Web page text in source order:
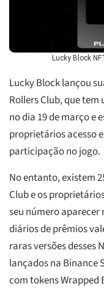
Lucky Block
Lucky Block lançou
Rollers Club, que tem
no dia 19 de março e
proprietários acesso
participação no jogo.
No entanto, existem
Club e os
seu número aparecer
diários de prêmios
raras versões desses
lançados na Binance
com tokens Wrapped